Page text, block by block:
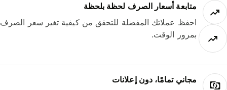
متابعة أسعار الصرف لحظة بلحظة
احفظ عملاتك المفضلة للتحقق من كيفية تغير سعر الصرف
بمرور الوقت.
مجاني تمامًا، دون إعلانات